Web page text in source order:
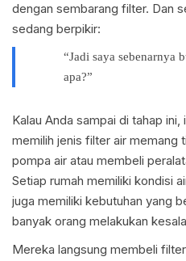
dengan sembarang filter. Dan
sedang berpikir:
“Jadi saya sebenarnya
apa?”
Kalau Anda sampai di tahap ini,
memilih jenis filter air memang
pompa air atau membeli
Setiap rumah memiliki kondisi
juga memiliki kebutuhan yang
banyak orang melakukan
Mereka langsung membeli